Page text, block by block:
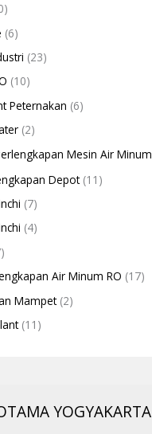
(6)
(23)
(10)
Peternakan (6)
(2)
Mesin Air Minum
Depot(11)
(7)
(4)
Air Minum RO (17)
Mampet(2)
(11)
YOGYAKARTA